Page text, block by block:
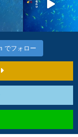
でフォロー